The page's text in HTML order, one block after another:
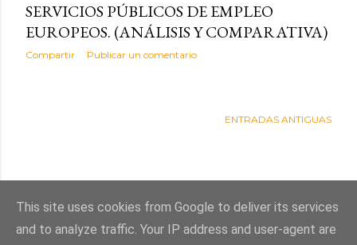
SERVICIOS PÚBLICOS DE EMPLEO
EUROPEOS. (ANÁLISIS Y COMPARATIVA)
Compartir Publicar un comentario
ENTRADAS ANTIGUAS
This site uses cookies from Google to deliver its services
and to analyze traffic. Your IP address and user-agent are